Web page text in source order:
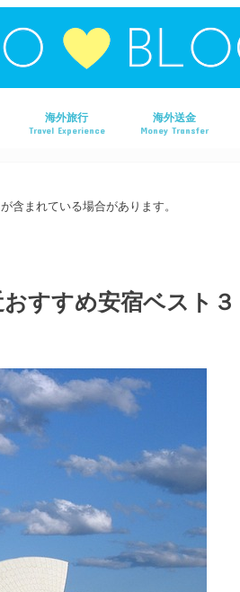
海外旅行
Travel Experience
海外送金
Money Transfer
含まれている場合があります。
すすめ安宿ベスト３